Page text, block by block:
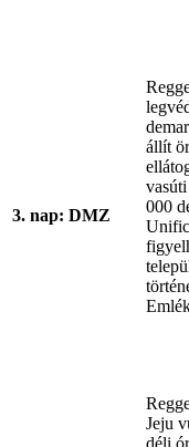
3. nap: DMZ
állít
000
Jeju
déli